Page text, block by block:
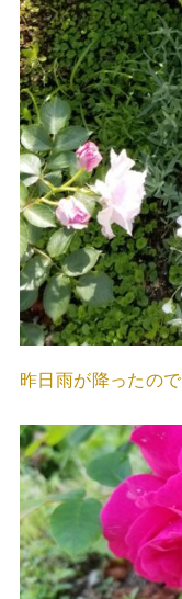
昨日雨が降ったの